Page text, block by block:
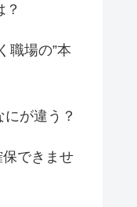
？
職場の”本
が違う？
できませ